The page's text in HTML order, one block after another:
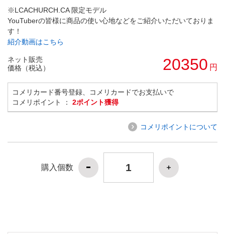
※LCACHURCH.CA 限定モデル
YouTuberの皆様に商品の使い心地などをご紹介いただいておりま
す！
紹介動画はこちら
ネット販売
価格（税込）
20350 円
コメリカード番号登録、コメリカードでお支払いで
コメリポイント ： 2ポイント獲得
コメリポイントについて
購入個数